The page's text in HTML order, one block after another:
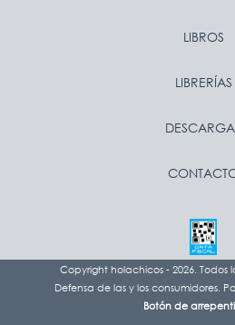
LIBROS
LIBRERÍAS
Copyright holachicos - 2026. Todos
Defensa de las y los consumidores.
Botón de